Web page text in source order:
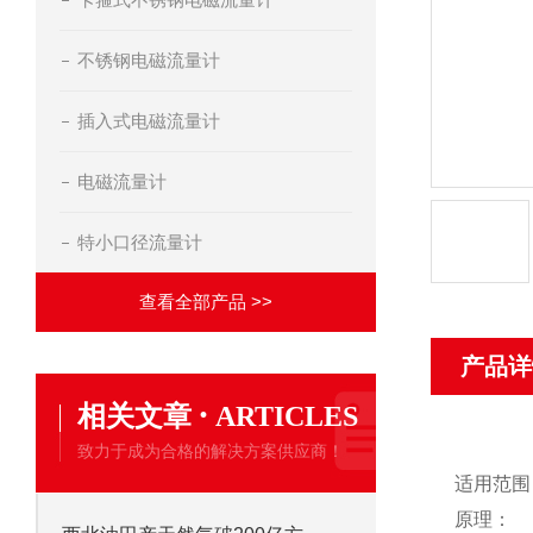
不锈钢电磁流量计
插入式电磁流量计
电磁流量计
特小口径流量计
查看全部产品 >>
相关文章 · ARTICLES
致力于成为合格的解决方案供应商！
产品
适用范
原理：